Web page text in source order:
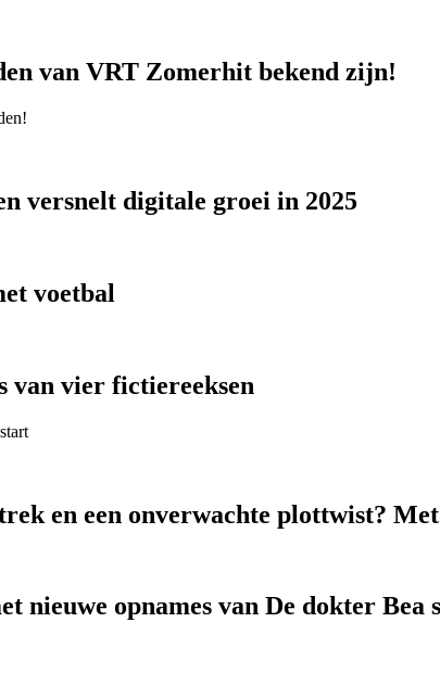
van VRT Zomerhit bekend zijn!
versnelt digitale groei in 2025
voetbal
van vier fictiereeksen
en een onverwachte plottwist?
nieuwe opnames van De dokter Bea